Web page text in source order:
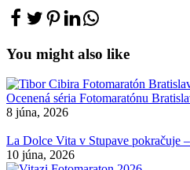
You might also like
Ocenená séria Fotomaratónu
8 júna, 2026
La Dolce Vita v Stupave pokračuje
10 júna, 2026